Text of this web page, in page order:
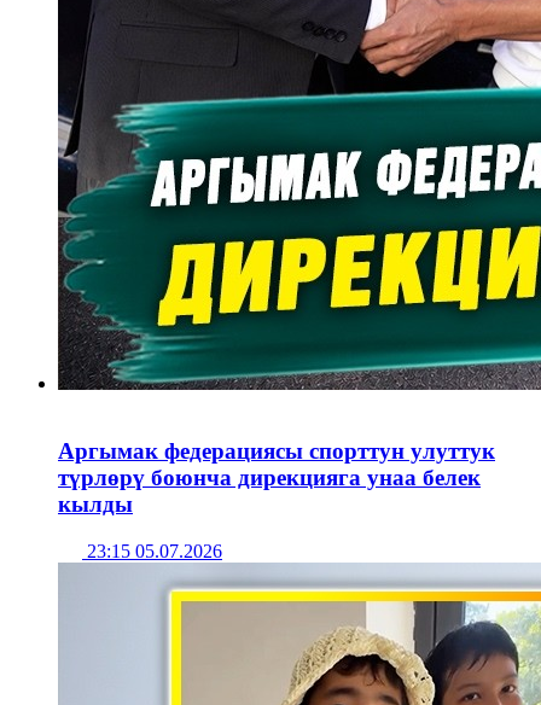
Аргымак федерациясы спорттун улуттук
түрлөрү боюнча дирекцияга унаа белек
кылды
23:15 05.07.2026